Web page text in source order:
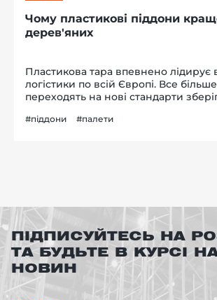
Чому пластикові піддони
дерев'яних
Пластикова тара впевнено лідирує
логістики по всій Європі. Все
переходять на нові стандарти
вигідно використовувати піддони з
#піддони #палети
ПІДПИСУЙТЕСЬ НА
ТА БУДЬТЕ В КУРСІ
НОВИН